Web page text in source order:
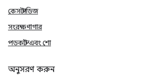
কেস স্টাডিজ
সংরক্ষণাগার
পডকাস্ট এবং শো
অনুসরণ করুন